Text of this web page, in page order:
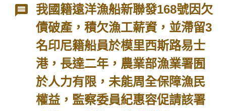
我國籍遠洋漁船新聯發168號因欠
債破產，積欠漁工薪資，並滯留3
名印尼籍船員於模里西斯路易士
港，長達二年，農業部漁業署囿
於人力有限，未能周全保障漁民
權益，監察委員紀惠容促請該署